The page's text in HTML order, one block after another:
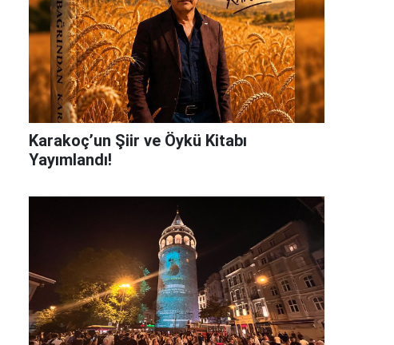
Karakoç’un Şiir ve Öykü Kitabı
Yayımlandı!